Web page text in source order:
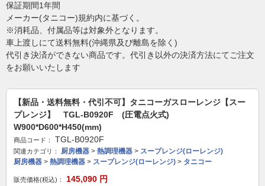
保証期間1年間
メーカー(タニコー)規約内に基づく。
※消耗品、付属品等は対象外となります。
車上渡しにて送料無料(沖縄県及び離島を除く)
代引き決済ができない商品です。代引き以外の決済方法にてご注文
をお願いいたします
【新品・送料無料・代引不可】タニコーガスローレンジ【スー
プレンジ】 TGL-B0920F (圧電点火式)
W900*D600*H450(mm)
商品コード： TGL-B0920F
関連カテゴリ： 厨房機器 > 熱調理機器 > スープレンジ(ローレンジ)
厨房機器 > 熱調理機器 > スープレンジ(ローレンジ) > タニコー
販売価格(税込)： 145,090 円